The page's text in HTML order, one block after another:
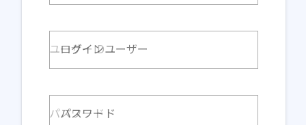
ログインユーザー
パスワード